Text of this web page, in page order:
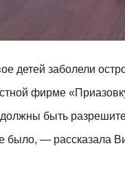
детей заболели
фирме
быть
было, — рассказала